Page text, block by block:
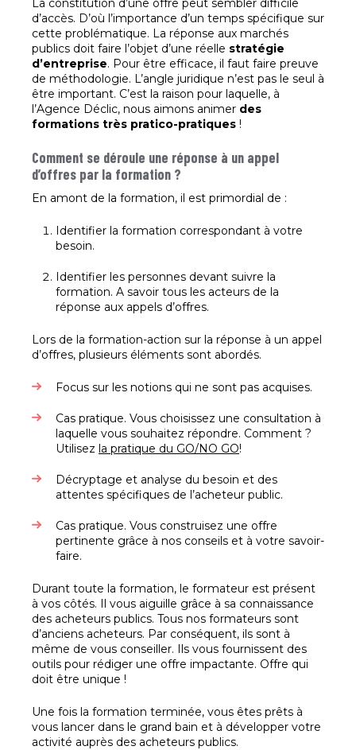
La constitution d’une offre peut sembler difficile
d’accès. D’où l’importance d’un temps spécifique sur
cette problématique. La réponse aux marchés
publics doit faire l’objet d’une réelle stratégie
d’entreprise. Pour être efficace, il faut faire preuve
de méthodologie. L’angle juridique n’est pas le seul à
être important. C’est la raison pour laquelle, à
l’Agence Déclic, nous aimons animer des
formations très pratico-pratiques !
Comment se déroule une réponse à un appel
d’offres par la formation ?
En amont de la formation, il est primordial de :
Identifier la formation correspondant à votre
besoin.
Identifier les personnes devant suivre la
formation. A savoir tous les acteurs de la
réponse aux appels d’offres.
Lors de la formation-action sur la réponse à un appel
d’offres, plusieurs éléments sont abordés.
Focus sur les notions qui ne sont pas acquises.
Cas pratique. Vous choisissez une consultation à
laquelle vous souhaitez répondre. Comment ?
Utilisez la pratique du GO/NO GO!
Décryptage et analyse du besoin et des
attentes spécifiques de l’acheteur public.
Cas pratique. Vous construisez une offre
pertinente grâce à nos conseils et à votre savoir-
faire.
Durant toute la formation, le formateur est présent
à vos côtés. Il vous aiguille grâce à sa connaissance
des acheteurs publics. Tous nos formateurs sont
d’anciens acheteurs. Par conséquent, ils sont à
même de vous conseiller. Ils vous fournissent des
outils pour rédiger une offre impactante. Offre qui
doit être unique !
Une fois la formation terminée, vous êtes prêts à
vous lancer dans le grand bain et à développer votre
activité auprès des acheteurs publics.